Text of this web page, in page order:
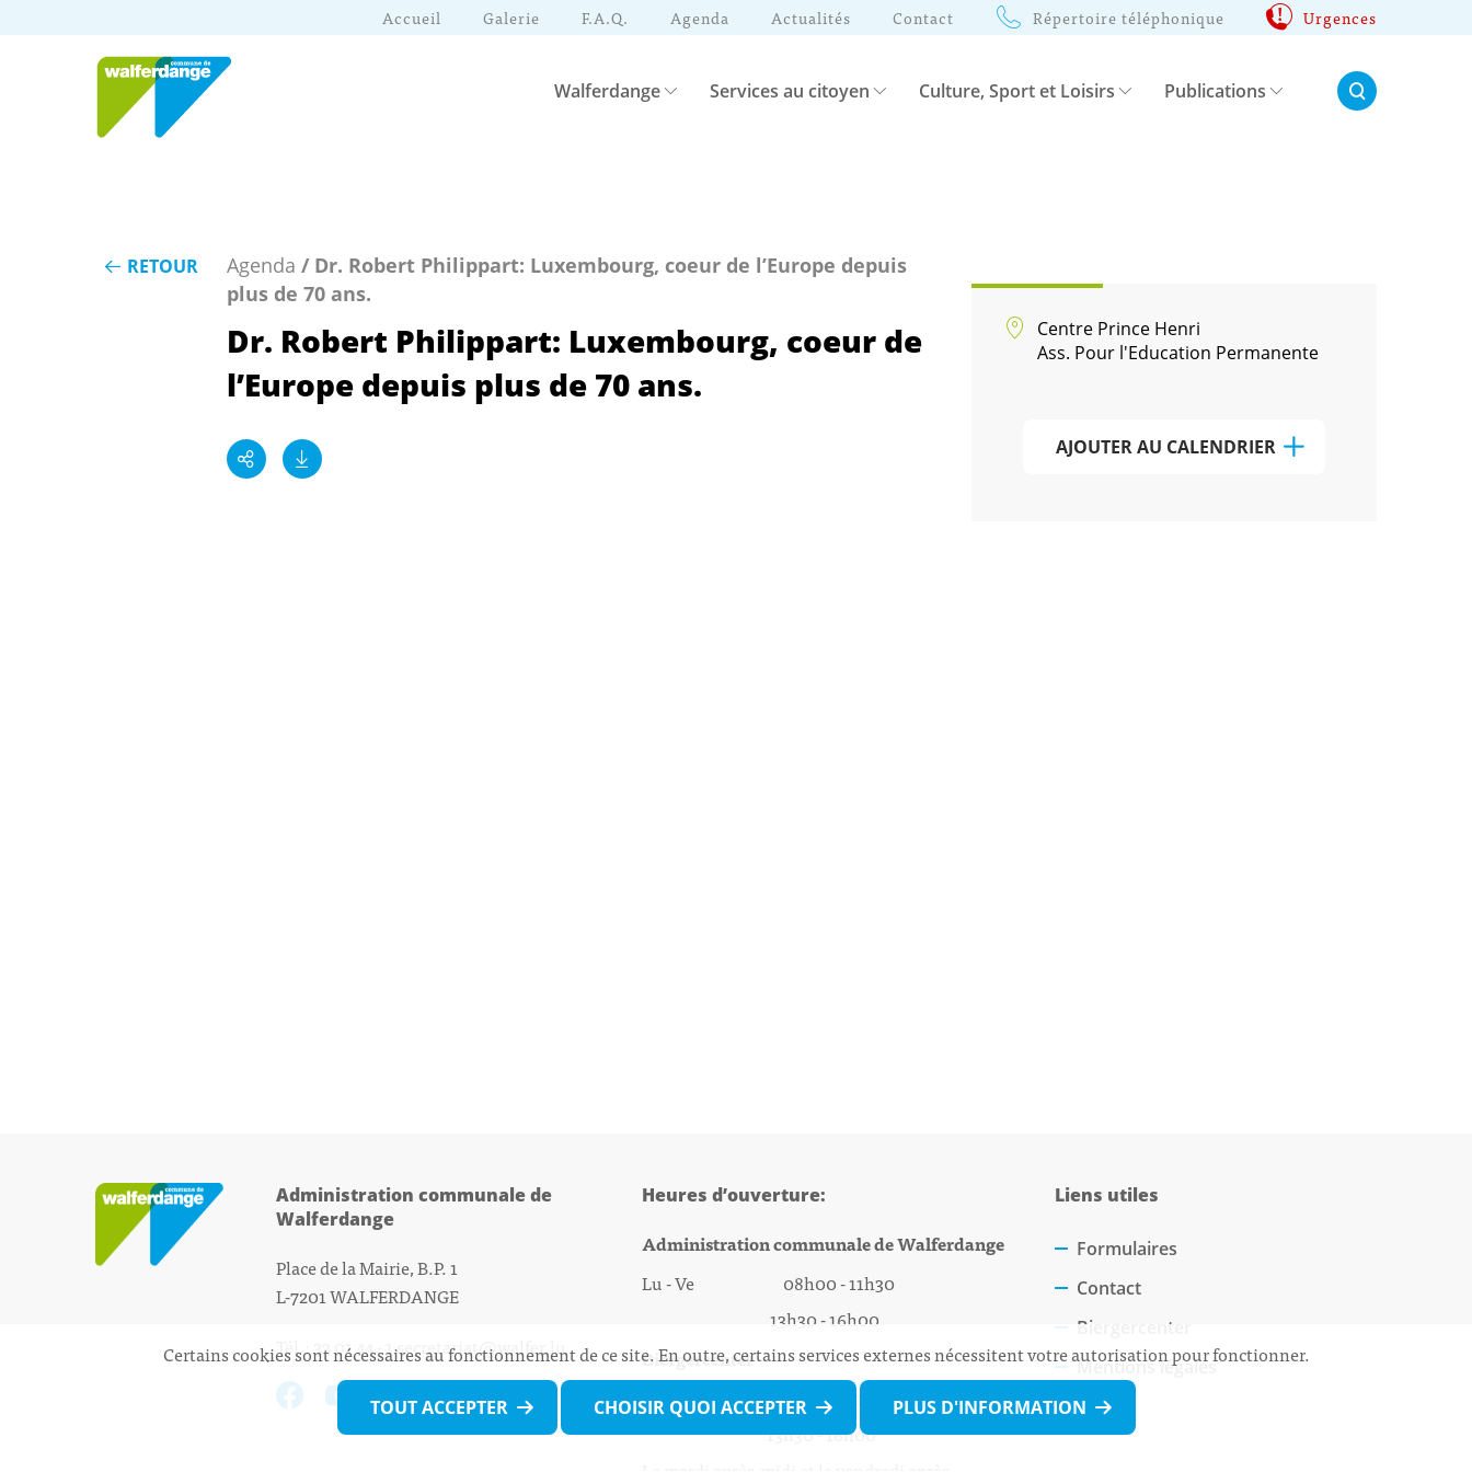
Accueil Galerie F.A.Q. Agenda Actualités Contact Répertoire téléphonique Urgences
Walferdange Services au citoyen Culture, Sport et Loisirs Publications Rechercher:
RETOUR Agenda / Dr. Robert Philippart: Luxembourg, coeur de l’Europe depuis
plus de 70 ans.
Dr. Robert Philippart: Luxembourg, coeur de
l’Europe depuis plus de 70 ans.
Centre Prince Henri
Ass. Pour l'Education Permanente
AJOUTER AU CALENDRIER
Administration communale de
Walferdange
Place de la Mairie, B.P. 1
L-7201 WALFERDANGE
Tél.: 33 01 44 - 1secretariat@walfer.lu
Heures d’ouverture:
Administration communale de Walferdange
Lu - Ve 08h00 - 11h30
13h30 - 16h00
Biergercenter
Lu - Ve 08h00 - 11h30
13h30 - 16h00
Liens utiles
Formulaires
Contact
Biergercenter
Mentions légales
Certains cookies sont nécessaires au fonctionnement de ce site. En outre, certains services externes nécessitent votre autorisation pour fonctionner.
TOUT ACCEPTER CHOISIR QUOI ACCEPTER PLUS D'INFORMATION